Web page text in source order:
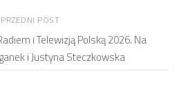
POST
i Telewizją Polską 2026. Na
i Justyna Steczkowska